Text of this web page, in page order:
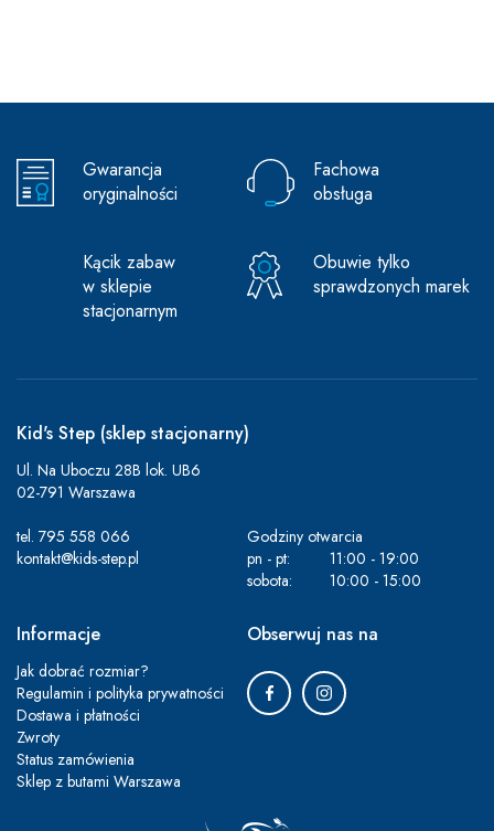
Gwarancja
oryginalności
Fachowa
obsługa
Kącik zabaw
w sklepie
stacjonarnym
Obuwie tylko
sprawdzonych marek
Kid's Step (sklep stacjonarny)
Ul. Na Uboczu 28B lok. UB6
02-791 Warszawa
tel. 795 558 066
kontakt@kids-step.pl
Godziny otwarcia
pn - pt:
11:00 - 19:00
sobota:
10:00 - 15:00
Informacje
Jak dobrać rozmiar?
Regulamin i polityka prywatności
Dostawa i płatności
Zwroty
Status zamówienia
Sklep z butami Warszawa
Obserwuj nas na